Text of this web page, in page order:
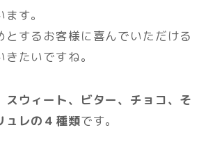
す。
とするお客様に喜んでいただける
たいですね。
スウィート、ビター、チョコ、そ
ュレの４種類です。